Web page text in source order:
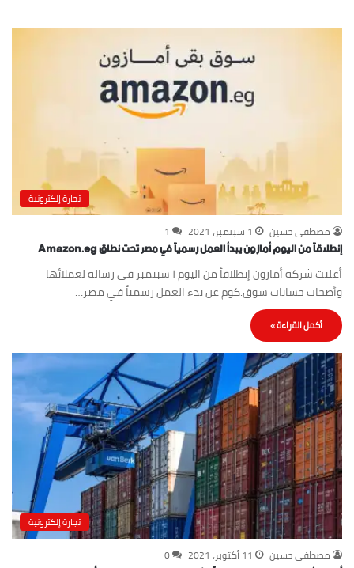
تجارة إلكترونية
مصطفى حسين 1 سبتمبر، 2021 1
إنطلاقاً من اليوم أمازون يبدأ العمل رسمياً في مصر تحت نطاق Amazon.eg
أعلنت شركة أمازون إنطلاقاً من اليوم ١ سبتمبر في رسالة لعملائها
وأصحاب حسابات سوق.كوم عن بدء العمل رسمياً في مصر…
أكمل القراءة »
تجارة إلكترونية
مصطفى حسين 11 أكتوبر، 2021 0